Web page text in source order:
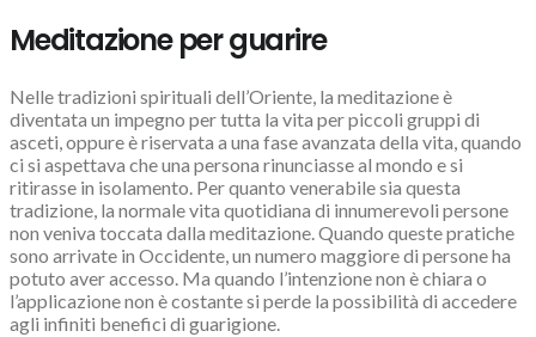
Meditazione per guarire
Nelle tradizioni spirituali dell’Oriente, la meditazione è
diventata un impegno per tutta la vita per piccoli gruppi di
asceti, oppure è riservata a una fase avanzata della vita, quando
ci si aspettava che una persona rinunciasse al mondo e si
ritirasse in isolamento. Per quanto venerabile sia questa
tradizione, la normale vita quotidiana di innumerevoli persone
non veniva toccata dalla meditazione. Quando queste pratiche
sono arrivate in Occidente, un numero maggiore di persone ha
potuto aver accesso. Ma quando l’intenzione non è chiara o
l’applicazione non è costante si perde la possibilità di accedere
agli infiniti benefici di guarigione.